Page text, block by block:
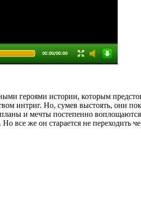
героями истории, которым
интриг. Но, сумев выстоять, они
и мечты постепенно
все же он старается не переходить